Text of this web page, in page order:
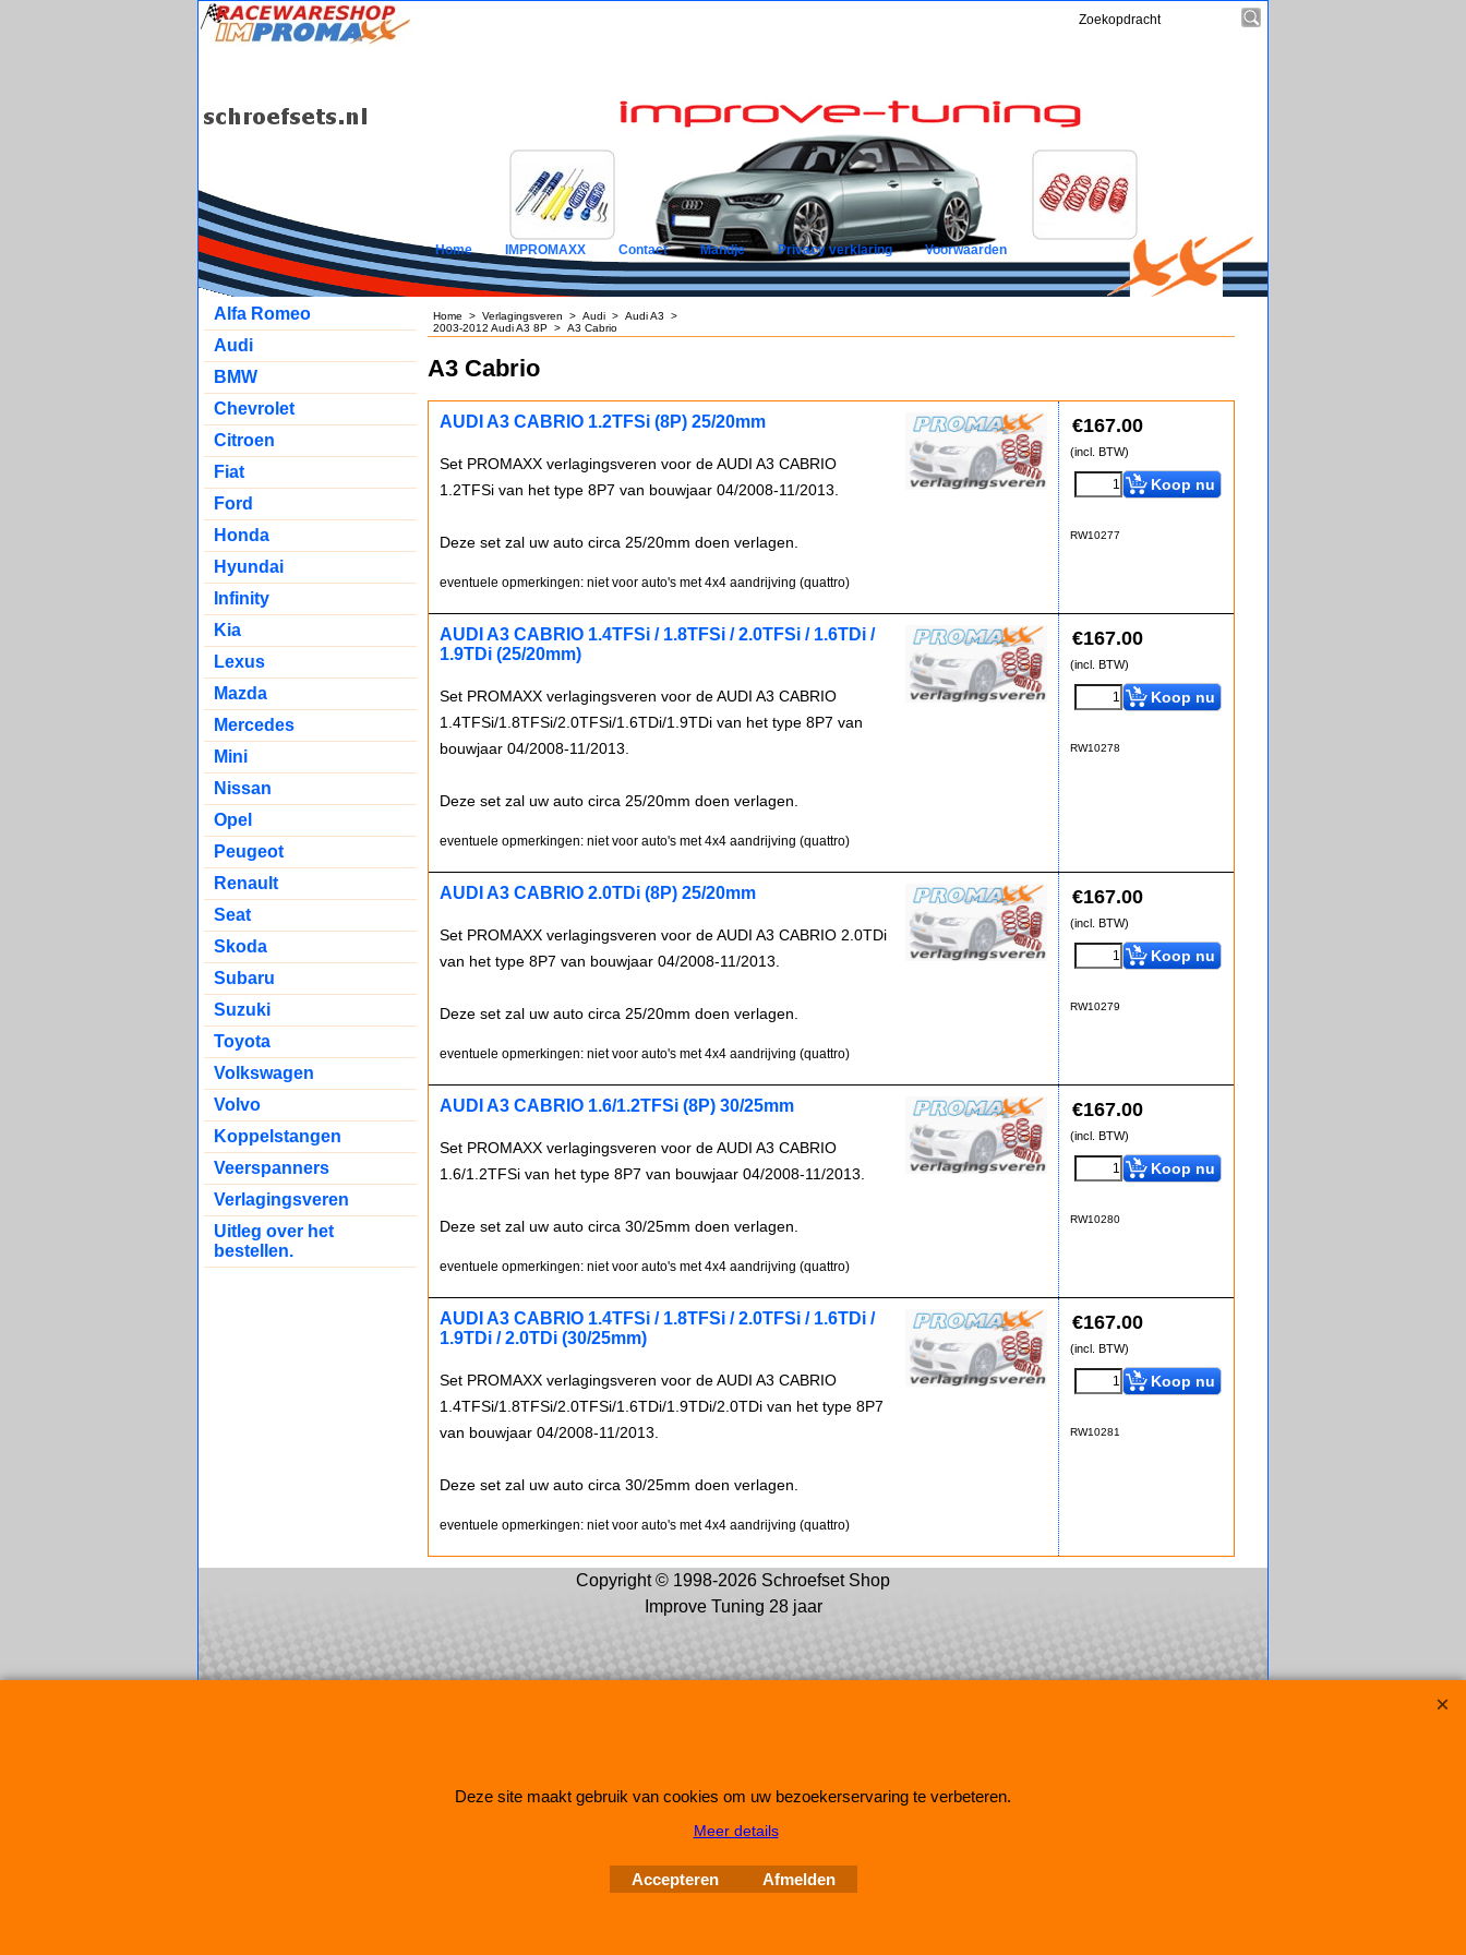
Home IMPROMAXX Contact Mandje Privacy verklaring Voorwaarden
Alfa Romeo
Audi
BMW
Chevrolet
Citroen
Fiat
Ford
Honda
Hyundai
Infinity
Kia
Lexus
Mazda
Mercedes
Mini
Nissan
Opel
Peugeot
Renault
Seat
Skoda
Subaru
Suzuki
Toyota
Volkswagen
Volvo
Koppelstangen
Veerspanners
Verlagingsveren
Uitleg over het
bestellen.
Home > Verlagingsveren > Audi > Audi A3 >
2003-2012 Audi A3 8P > A3 Cabrio
A3 Cabrio
€167.00
(incl. BTW)
Koop nu
RW10277
AUDI A3 CABRIO 1.2TFSi (8P) 25/20mm
Set PROMAXX verlagingsveren voor de AUDI A3 CABRIO
1.2TFSi van het type 8P7 van bouwjaar 04/2008-11/2013.
Deze set zal uw auto circa 25/20mm doen verlagen.
eventuele opmerkingen: niet voor auto's met 4x4 aandrijving (quattro)
€167.00
(incl. BTW)
Koop nu
RW10278
AUDI A3 CABRIO 1.4TFSi / 1.8TFSi / 2.0TFSi / 1.6TDi /
1.9TDi (25/20mm)
Set PROMAXX verlagingsveren voor de AUDI A3 CABRIO
1.4TFSi/1.8TFSi/2.0TFSi/1.6TDi/1.9TDi van het type 8P7 van
bouwjaar 04/2008-11/2013.
Deze set zal uw auto circa 25/20mm doen verlagen.
eventuele opmerkingen: niet voor auto's met 4x4 aandrijving (quattro)
€167.00
(incl. BTW)
Koop nu
RW10279
AUDI A3 CABRIO 2.0TDi (8P) 25/20mm
Set PROMAXX verlagingsveren voor de AUDI A3 CABRIO 2.0TDi
van het type 8P7 van bouwjaar 04/2008-11/2013.
Deze set zal uw auto circa 25/20mm doen verlagen.
eventuele opmerkingen: niet voor auto's met 4x4 aandrijving (quattro)
€167.00
(incl. BTW)
Koop nu
RW10280
AUDI A3 CABRIO 1.6/1.2TFSi (8P) 30/25mm
Set PROMAXX verlagingsveren voor de AUDI A3 CABRIO
1.6/1.2TFSi van het type 8P7 van bouwjaar 04/2008-11/2013.
Deze set zal uw auto circa 30/25mm doen verlagen.
eventuele opmerkingen: niet voor auto's met 4x4 aandrijving (quattro)
€167.00
(incl. BTW)
Koop nu
RW10281
AUDI A3 CABRIO 1.4TFSi / 1.8TFSi / 2.0TFSi / 1.6TDi /
1.9TDi / 2.0TDi (30/25mm)
Set PROMAXX verlagingsveren voor de AUDI A3 CABRIO
1.4TFSi/1.8TFSi/2.0TFSi/1.6TDi/1.9TDi/2.0TDi van het type 8P7
van bouwjaar 04/2008-11/2013.
Deze set zal uw auto circa 30/25mm doen verlagen.
eventuele opmerkingen: niet voor auto's met 4x4 aandrijving (quattro)
Copyright © 1998-2026 Schroefset Shop
Improve Tuning 28 jaar
ShopFactory webwinkel
software.
Deze site maakt gebruik van cookies om uw bezoekerservaring te verbeteren.
Meer details
Accepteren Afmelden